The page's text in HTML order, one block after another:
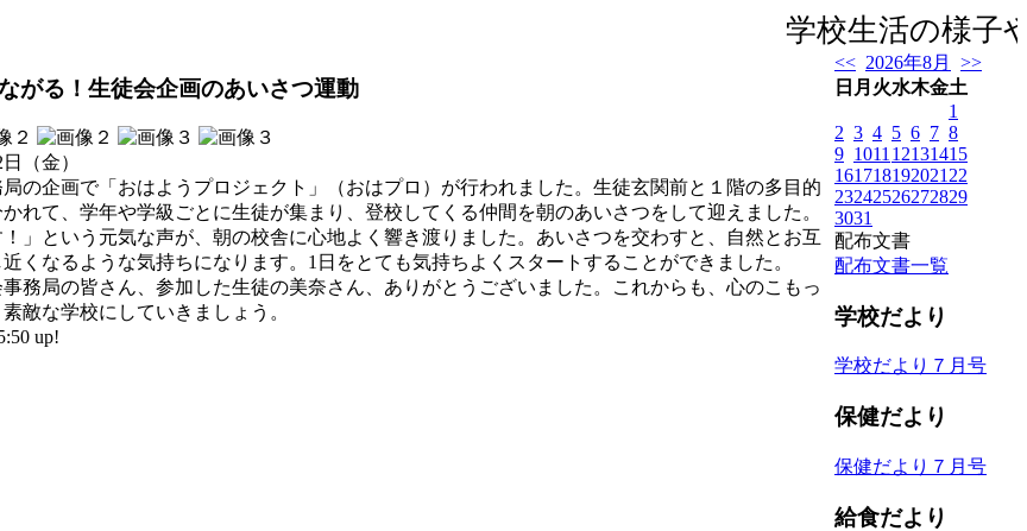
学校生活の様子
がる！生徒会企画のあいさつ運動
（金）
の企画で「おはようプロジェクト」（おはプロ）が行われました。生徒玄関前と１階の多目的
れて、学年や学級ごとに生徒が集まり、登校してくる仲間を朝のあいさつをして迎えました。
」という元気な声が、朝の校舎に心地よく響き渡りました。あいさつを交わすと、自然とお互
くなるような気持ちになります。1日をとても気持ちよくスタートすることができました。
務局の皆さん、参加した生徒の美奈さん、ありがとうございました。これからも、心のこもっ
敵な学校にしていきましょう。
up!
<< 2026年8月
>>
日 月 火水木金土
1
2 3 4 5 6 7 8
9 1011 12131415
161718192021 22
23242526272829
3031
配布文書
配布文書一覧
学校だより
学校だより７月号
保健だより
保健だより７月号
給食だより